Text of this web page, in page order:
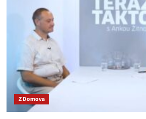
reakciou
Ruska
na
raketové
útoky
Ukrajiny
Z Domova